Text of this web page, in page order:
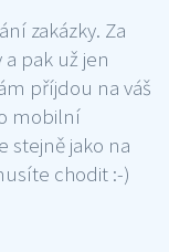
zakázky. Za
pak už jen
příjdou na váš
mobilní
stejně jako na
chodit :-)